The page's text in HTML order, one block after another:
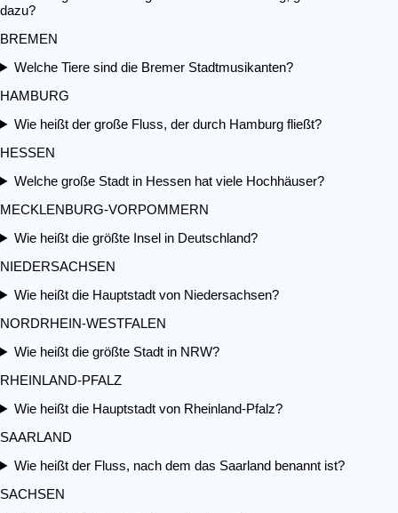
dazu?
BREMEN
Welche Tiere sind die Bremer Stadtmusikanten?
HAMBURG
Wie heißt der große Fluss, der durch Hamburg fließt?
HESSEN
Welche große Stadt in Hessen hat viele Hochhäuser?
MECKLENBURG-VORPOMMERN
Wie heißt die größte Insel in Deutschland?
NIEDERSACHSEN
Wie heißt die Hauptstadt von Niedersachsen?
NORDRHEIN-WESTFALEN
Wie heißt die größte Stadt in NRW?
RHEINLAND-PFALZ
Wie heißt die Hauptstadt von Rheinland-Pfalz?
SAARLAND
Wie heißt der Fluss, nach dem das Saarland benannt ist?
SACHSEN